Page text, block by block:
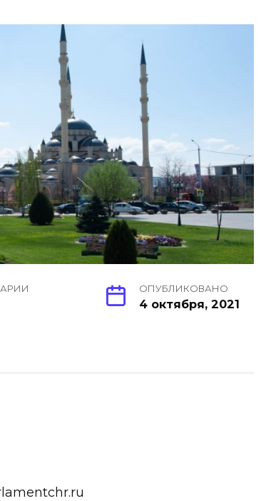
ОПУБЛИКОВАНО
4 октября, 2021